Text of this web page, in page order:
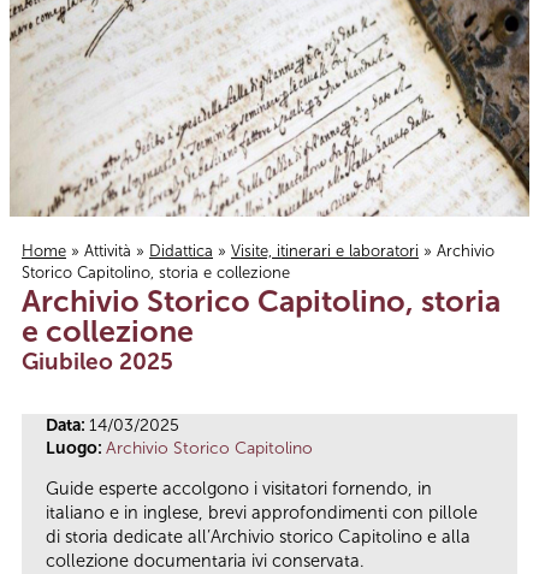
Tu sei qui
Home » Attività » Didattica » Visite, itinerari e laboratori » Archivio
Storico Capitolino, storia e collezione
Archivio Storico Capitolino, storia
e collezione
Giubileo 2025
Data: 14/03/2025
Luogo: Archivio Storico Capitolino
Guide esperte accolgono i visitatori fornendo, in
italiano e in inglese, brevi approfondimenti con pillole
di storia dedicate all’Archivio storico Capitolino e alla
collezione documentaria ivi conservata.